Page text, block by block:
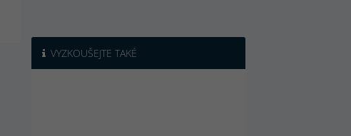
VYZKOUŠEJTE TAKÉ